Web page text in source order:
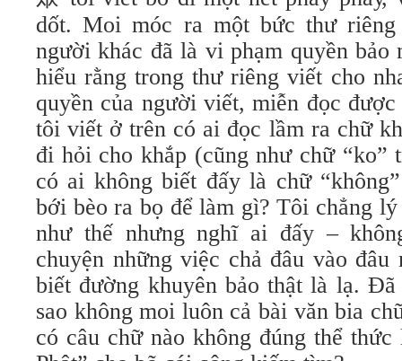
dốt. Moi móc ra một bức thư
người khác đã là vi phạm quyền bảo
hiểu rằng trong thư riêng viết cho
quyền của người viết, miễn đọc
tôi viết ở trên có ai đọc lầm ra chữ
đi hỏi cho khắp (cũng như chữ “ko”
có ai không biết đấy là chữ
bới bèo ra bọ để làm gì? Tôi chẳng
như thế nhưng nghĩ ai đấy –
chuyện những việc chả đâu vào
biết đường khuyên bảo thật là lạ.
sao không moi luôn cả bài văn bia
có câu chữ nào không đúng thể